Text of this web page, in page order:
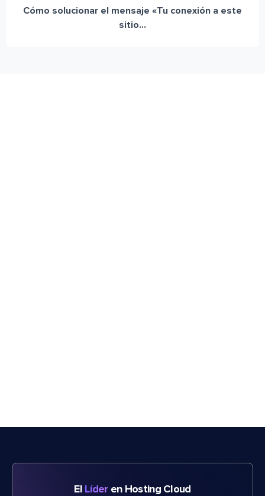
Cómo solucionar el mensaje «Tu conexión a este
sitio...
El Líder en Hosting Cloud